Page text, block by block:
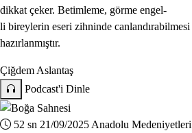
dikkat çeker. Betimleme, görme engel-
li bireylerin eseri zihninde canlandırabilmesi
hazırlanmıştır.
Çiğdem Aslantaş
Podcast'i Dinle
52 sn 21/09/2025 Anadolu